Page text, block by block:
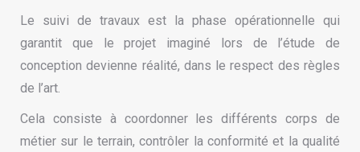
Le suivi de travaux est la phase opérationnelle qui
garantit que le projet imaginé lors de l’étude de
conception devienne réalité, dans le respect des règles
de l’art.
Cela consiste à coordonner les différents corps de
métier sur le terrain, contrôler la conformité et la qualité